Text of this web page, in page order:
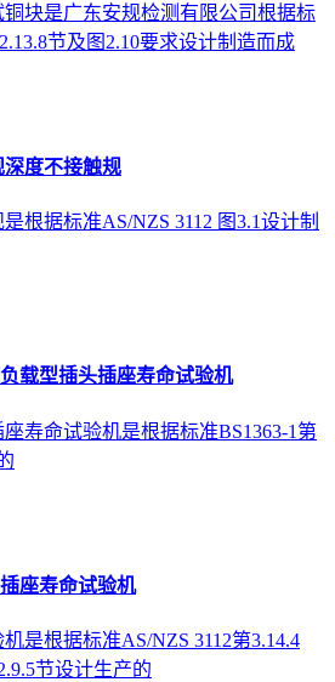
块是广东安规检测有限公司根据标
节及图2.10要求设计制造而成
深度不接触规
根据标准AS/NZS 3112 图3.1设计制
载型插头插座寿命试验机
寿命试验机是根据标准BS1363-1第
座寿命试验机
是根据标准AS/NZS 3112第3.14.4
节设计生产的